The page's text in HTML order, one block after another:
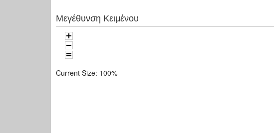
Μεγέθυνση Κειμένου
Current Size: 100%